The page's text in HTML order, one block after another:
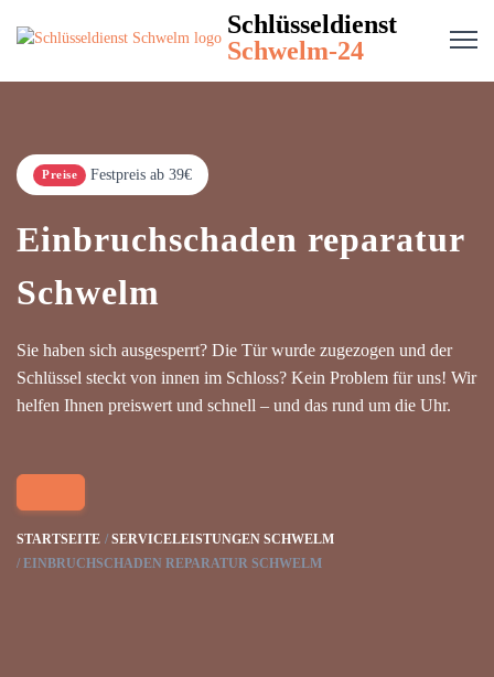
Schlüsseldienst
Schwelm-24
Preise Festpreis ab 39€
Einbruchschaden reparatur
Schwelm
Sie haben sich ausgesperrt? Die Tür wurde zugezogen und der
Schlüssel steckt von innen im Schloss? Kein Problem für uns! Wir
helfen Ihnen preiswert und schnell – und das rund um die Uhr.
STARTSEITE
SERVICELEISTUNGEN SCHWELM
EINBRUCHSCHADEN REPARATUR SCHWELM